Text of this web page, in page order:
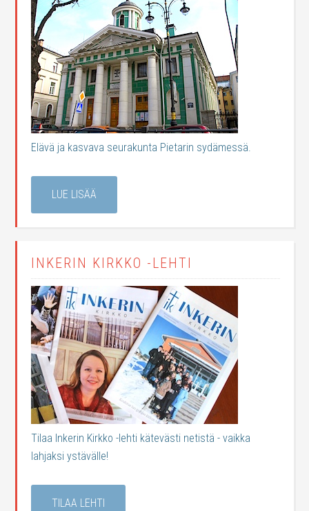
Elävä ja kasvava seurakunta Pietarin sydämessä.
LUE LISÄÄ
INKERIN KIRKKO -LEHTI
Tilaa Inkerin Kirkko -lehti kätevästi netistä - vaikka
lahjaksi ystävälle!
TILAA LEHTI